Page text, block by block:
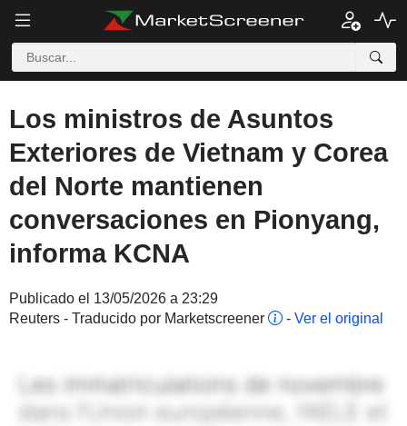
Los ministros de Asuntos
Exteriores de Vietnam y Corea
del Norte mantienen
conversaciones en Pionyang,
informa KCNA
Publicado el 13/05/2026 a 23:29
Reuters - Traducido por Marketscreener
- Ver el original